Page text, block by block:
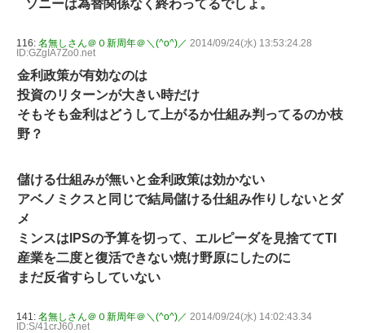
ソニーは為替関係なく終わってるでしょ。
116: 名無しさん＠０新周年＠＼(^o^)／ 2014/09/24(水) 13:53:24.28
ID:GZgIA7Zo0.net
金利政策が有効なのは
投資のリターンが大きい時だけ
そもそも金利はどうして上がるか仕組み判ってるのか枝
野？
儲ける仕組みが無いと金利政策は効かない
アベノミクスと同じで結局儲ける仕組み作りしないとダ
メ
ミンスはIPSの予算を切って、エルピーダを見捨ててTI
産業を二度と復活できない焼け野原にしたのに
まだ反省すらしていない
141: 名無しさん＠０新周年＠＼(^o^)／ 2014/09/24(水) 14:02:43.34
ID:S/41crJ60.net